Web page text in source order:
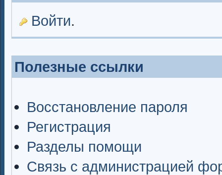
Войти.
Полезные ссылки
Восстановление пароля
Регистрация
Разделы помощи
Связь с администрацией